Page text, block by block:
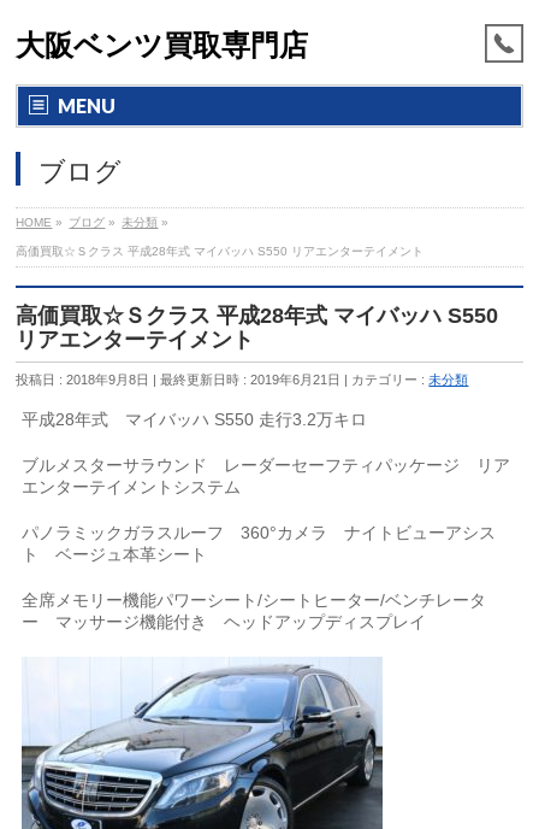
大阪ベンツ買取専門店
MENU
ブログ
HOME » ブログ » 未分類 »
高価買取☆Ｓクラス 平成28年式 マイバッハ S550 リアエンターテイメント
高価買取☆Ｓクラス 平成28年式 マイバッハ S550
リアエンターテイメント
投稿日 : 2018年9月8日 最終更新日時 : 2019年6月21日 カテゴリー :未分類
平成28年式 マイバッハ S550 走行3.2万キロ
ブルメスターサラウンド レーダーセーフティパッケージ リア
エンターテイメントシステム
パノラミックガラスルーフ 360°カメラ ナイトビューアシス
ト ベージュ本革シート
全席メモリー機能パワーシート/シートヒーター/ベンチレータ
ー マッサージ機能付き ヘッドアップディスプレイ